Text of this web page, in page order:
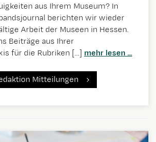
aus Ihrem Museum? In
berichten wir wieder
Arbeit der Museen in Hessen.
Beiträge aus Ihrer
für die Rubriken […] mehr lesen ...
Mitteilungen